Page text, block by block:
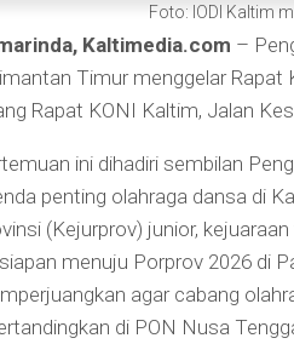
Foto: IODI Kaltim
Kaltimedia.com –
Timur menggelar Rapat
Rapat KONI Kaltim, Jalan
ini dihadiri sembilan
penting olahraga dansa di
(Kejurprov) junior,
menuju Porprov 2026 di
agar cabang
di PON Nusa